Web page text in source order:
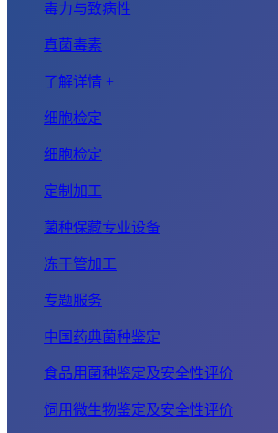
毒力与致病性
真菌毒素
了解详情 +
细胞检定
细胞检定
定制加工
菌种保藏专业设备
冻干管加工
专题服务
中国药典菌种鉴定
食品用菌种鉴定及安全性评价
饲用微生物鉴定及安全性评价